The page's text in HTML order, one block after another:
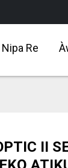
Nipa Re
Loading...
Loading...
II